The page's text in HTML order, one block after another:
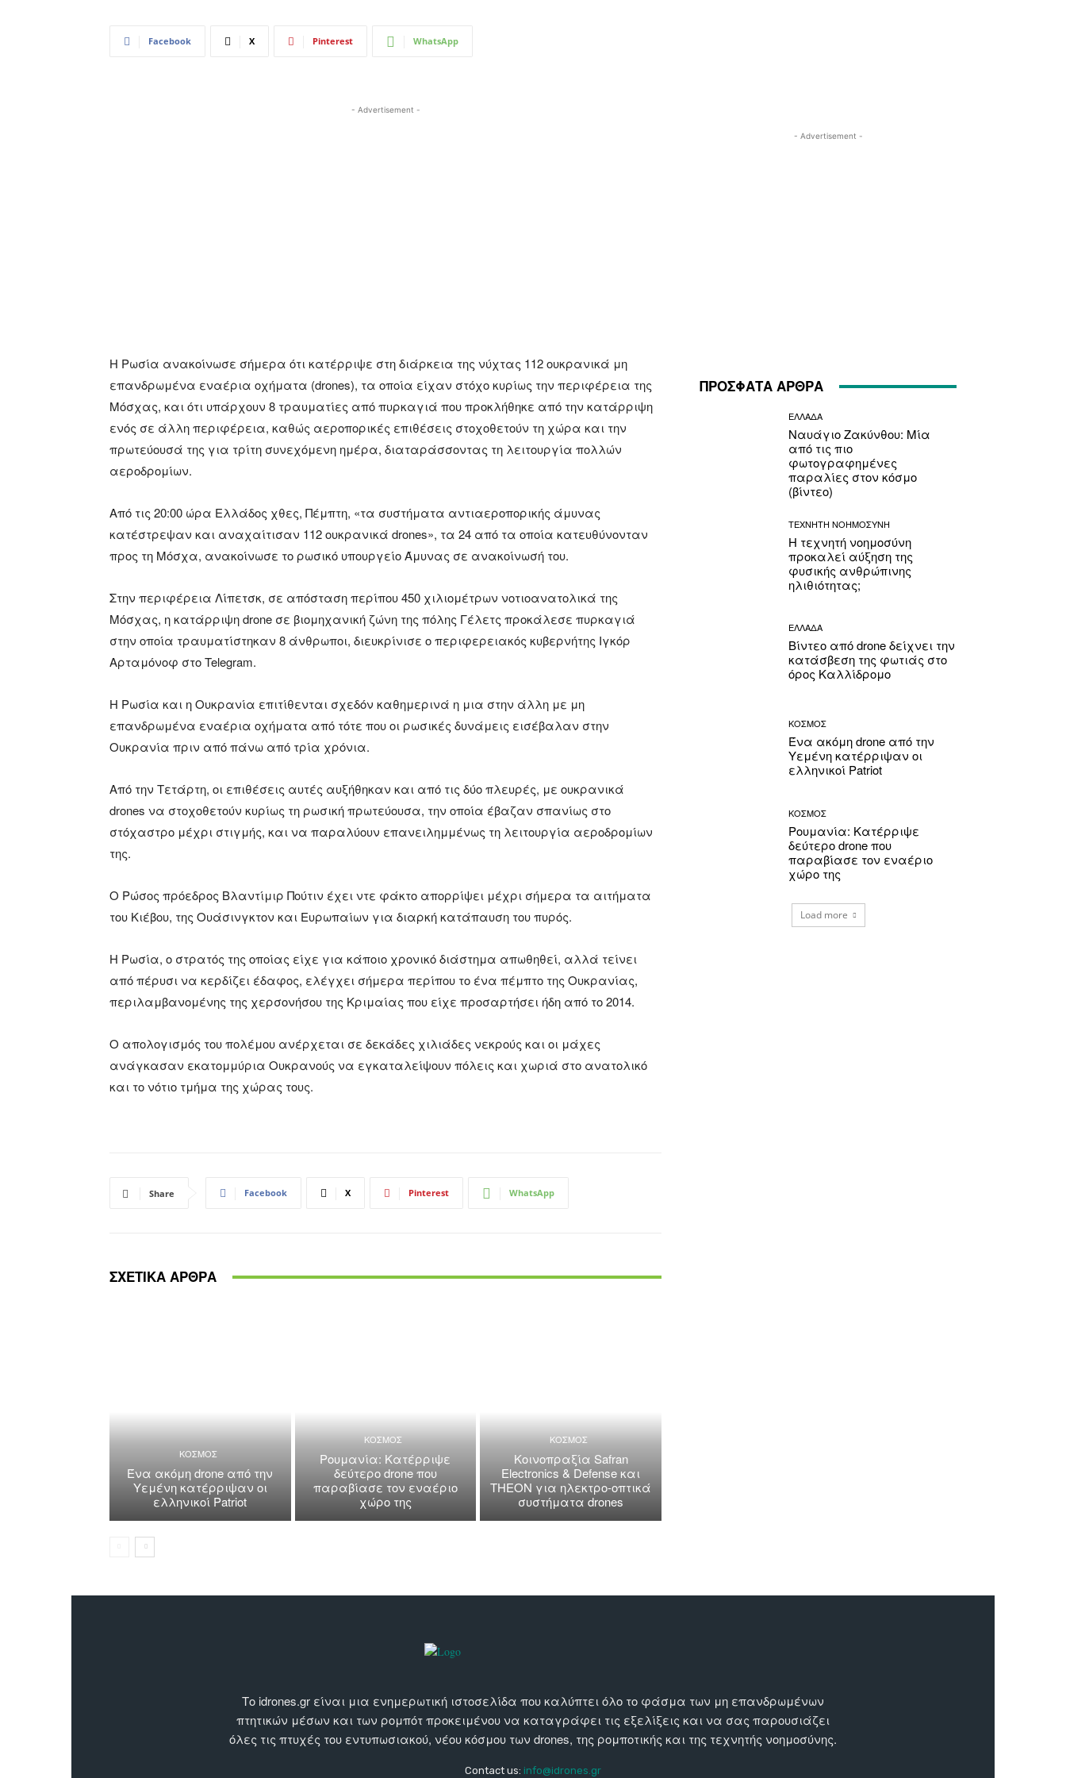
Facebook X Pinterest WhatsApp
- Advertisement -
Η Ρωσία ανακοίνωσε σήμερα ότι κατέρριψε στη διάρκεια της νύχτας 112 ουκρανικά μη
επανδρωμένα εναέρια οχήματα (drones), τα οποία είχαν στόχο κυρίως την περιφέρεια της
Μόσχας, και ότι υπάρχουν 8 τραυματίες από πυρκαγιά που προκλήθηκε από την κατάρριψη
ενός σε άλλη περιφέρεια, καθώς αεροπορικές επιθέσεις στοχοθετούν τη χώρα και την
πρωτεύουσά της για τρίτη συνεχόμενη ημέρα, διαταράσσοντας τη λειτουργία πολλών
αεροδρομίων.
Από τις 20:00 ώρα Ελλάδος χθες, Πέμπτη, «τα συστήματα αντιαεροπορικής άμυνας
κατέστρεψαν και αναχαίτισαν 112 ουκρανικά drones», τα 24 από τα οποία κατευθύνονταν
προς τη Μόσχα, ανακοίνωσε το ρωσικό υπουργείο Άμυνας σε ανακοίνωσή του.
Στην περιφέρεια Λίπετσκ, σε απόσταση περίπου 450 χιλιομέτρων νοτιοανατολικά της
Μόσχας, η κατάρριψη drone σε βιομηχανική ζώνη της πόλης Γέλετς προκάλεσε πυρκαγιά
στην οποία τραυματίστηκαν 8 άνθρωποι, διευκρίνισε ο περιφερειακός κυβερνήτης Ιγκόρ
Αρταμόνοφ στο Telegram.
Η Ρωσία και η Ουκρανία επιτίθενται σχεδόν καθημερινά η μια στην άλλη με μη
επανδρωμένα εναέρια οχήματα από τότε που οι ρωσικές δυνάμεις εισέβαλαν στην
Ουκρανία πριν από πάνω από τρία χρόνια.
Από την Τετάρτη, οι επιθέσεις αυτές αυξήθηκαν και από τις δύο πλευρές, με ουκρανικά
drones να στοχοθετούν κυρίως τη ρωσική πρωτεύουσα, την οποία έβαζαν σπανίως στο
στόχαστρο μέχρι στιγμής, και να παραλύουν επανειλημμένως τη λειτουργία αεροδρομίων
της.
Ο Ρώσος πρόεδρος Βλαντίμιρ Πούτιν έχει ντε φάκτο απορρίψει μέχρι σήμερα τα αιτήματα
του Κιέβου, της Ουάσινγκτον και Ευρωπαίων για διαρκή κατάπαυση του πυρός.
Η Ρωσία, ο στρατός της οποίας είχε για κάποιο χρονικό διάστημα απωθηθεί, αλλά τείνει
από πέρυσι να κερδίζει έδαφος, ελέγχει σήμερα περίπου το ένα πέμπτο της Ουκρανίας,
περιλαμβανομένης της χερσονήσου της Κριμαίας που είχε προσαρτήσει ήδη από το 2014.
Ο απολογισμός του πολέμου ανέρχεται σε δεκάδες χιλιάδες νεκρούς και οι μάχες
ανάγκασαν εκατομμύρια Ουκρανούς να εγκαταλείψουν πόλεις και χωριά στο ανατολικό
και το νότιο τμήμα της χώρας τους.
Share Facebook X Pinterest WhatsApp
ΣΧΕΤΙΚΑ ΑΡΘΡΑ
ΚΟΣΜΟΣ
Ένα ακόμη drone από την
Υεμένη κατέρριψαν οι
ελληνικοί Patriot
ΚΟΣΜΟΣ
Ρουμανία: Κατέρριψε
δεύτερο drone που
παραβίασε τον εναέριο
χώρο της
ΚΟΣΜΟΣ
Κοινοπραξία Safran
Electronics & Defense και
THEON για ηλεκτρο-οπτικά
συστήματα drones
- Advertisement -
ΠΡΟΣΦΑΤΑ ΑΡΘΡΑ
ΕΛΛΑΔΑ
Ναυάγιο Ζακύνθου: Μία
από τις πιο
φωτογραφημένες
παραλίες στον κόσμο
(βίντεο)
ΤΕΧΝΗΤΗ ΝΟΗΜΟΣΥΝΗ
Η τεχνητή νοημοσύνη
προκαλεί αύξηση της
φυσικής ανθρώπινης
ηλιθιότητας;
ΕΛΛΑΔΑ
Βίντεο από drone δείχνει την
κατάσβεση της φωτιάς στο
όρος Καλλίδρομο
ΚΟΣΜΟΣ
Ένα ακόμη drone από την
Υεμένη κατέρριψαν οι
ελληνικοί Patriot
ΚΟΣΜΟΣ
Ρουμανία: Κατέρριψε
δεύτερο drone που
παραβίασε τον εναέριο
χώρο της
Load more
Το idrones.gr είναι μια ενημερωτική ιστοσελίδα που καλύπτει όλο το φάσμα των μη επανδρωμένων
πτητικών μέσων και των ρομπότ προκειμένου να καταγράφει τις εξελίξεις και να σας παρουσιάζει
όλες τις πτυχές του εντυπωσιακού, νέου κόσμου των drones, της ρομποτικής και της τεχνητής νοημοσύνης.
Contact us: info@idrones.gr